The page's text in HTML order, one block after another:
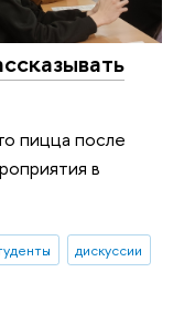
пицца после
в
дискуссии